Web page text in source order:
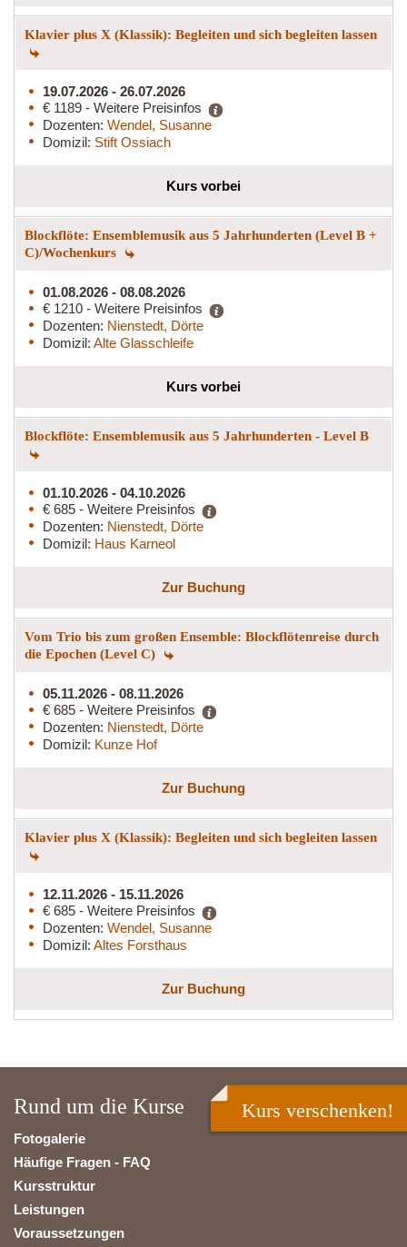
Klavier plus X (Klassik): Begleiten und sich begleiten lassen
19.07.2026 - 26.07.2026
€ 1189 - Weitere Preisinfos
Dozenten: Wendel, Susanne
Domizil: Stift Ossiach
Kurs vorbei
Blockflöte: Ensemblemusik aus 5 Jahrhunderten (Level B +
C)/Wochenkurs
01.08.2026 - 08.08.2026
€ 1210 - Weitere Preisinfos
Dozenten: Nienstedt, Dörte
Domizil: Alte Glasschleife
Kurs vorbei
Blockflöte: Ensemblemusik aus 5 Jahrhunderten - Level B
01.10.2026 - 04.10.2026
€ 685 - Weitere Preisinfos
Dozenten: Nienstedt, Dörte
Domizil: Haus Karneol
Zur Buchung
Vom Trio bis zum großen Ensemble: Blockflötenreise durch
die Epochen (Level C)
05.11.2026 - 08.11.2026
€ 685 - Weitere Preisinfos
Dozenten: Nienstedt, Dörte
Domizil: Kunze Hof
Zur Buchung
Klavier plus X (Klassik): Begleiten und sich begleiten lassen
12.11.2026 - 15.11.2026
€ 685 - Weitere Preisinfos
Dozenten: Wendel, Susanne
Domizil: Altes Forsthaus
Zur Buchung
Rund um die Kurse
Fotogalerie
Häufige Fragen - FAQ
Kursstruktur
Leistungen
Voraussetzungen
Kurs verschenken!